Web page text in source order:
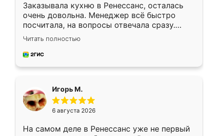
Заказывала кухню в Ренессанс, осталась
очень довольна. Менеджер всё быстро
посчитала, на вопросы отвечала сразу.
Замерщик приехал в субботу, подошёл к
делу со всей ответственностью. Собрали
за день, ребята работали аккуратно, даже
Читать полностью
Игорь М.
6 августа 2026
На самом деле в Ренессанс уже не первый